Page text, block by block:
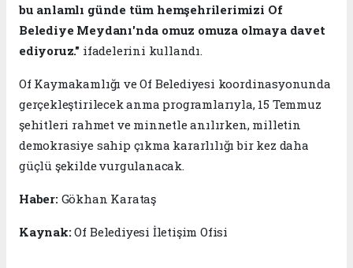
bu anlamlı günde tüm hemşehrilerimizi Of
Belediye Meydanı'nda omuz omuza olmaya davet
ediyoruz." ifadelerini kullandı.
Of Kaymakamlığı ve Of Belediyesi koordinasyonunda
gerçekleştirilecek anma programlarıyla, 15 Temmuz
şehitleri rahmet ve minnetle anılırken, milletin
demokrasiye sahip çıkma kararlılığı bir kez daha
güçlü şekilde vurgulanacak.
Haber: Gökhan Karataş
Kaynak:Of Belediyesi İletişim Ofisi